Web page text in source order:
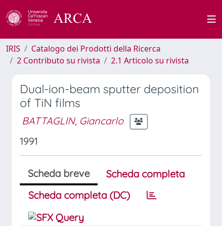
IRIS
Catalogo dei Prodotti della Ricerca
2 Contributo su rivista
2.1 Articolo su rivista
Dual-ion-beam sputter deposition
of TiN films
BATTAGLIN, Giancarlo
1991
Scheda breve
Scheda completa
Scheda completa (DC)